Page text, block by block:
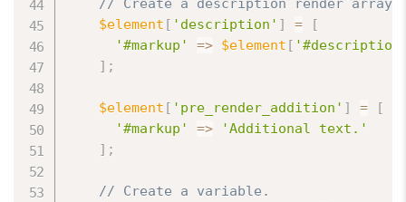
// Create a description render array
$element [ 'description' ] =
[
'#markup'
=> $element [
] ;
$element [ 'pre_render_addition' ] =
[
'#markup'
=>
'Additional text.'
] ;
// Create a variable.